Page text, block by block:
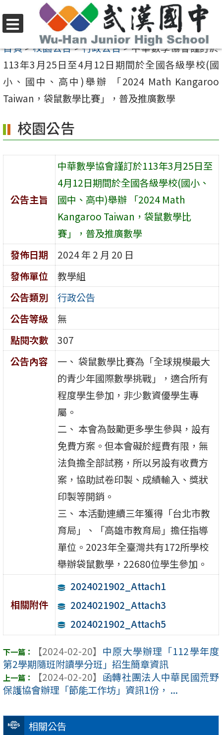
至
要
內
容
選
單
首頁>校園公告>行政公告>中華數學協會謹訂於
113年3月25日至4月12日期間於全國各級學校(國
小、國中、高中)舉辦 「2024 Math Kangaroo
Taiwan，袋鼠數學比賽」，普及推廣數學
相關公告
校園公告
公告主旨
中華數學協會謹訂於113年3月25日至
4月12日期間於全國各級學校(國小、
國中、高中)舉辦 「2024 Math
Kangaroo Taiwan，袋鼠數學比
賽」，普及推廣數學
發佈日期
2024 年 2 月 20 日
發佈單位
教學組
公告類別
行政公告
公告等級
無
點閱次數
307
公告內容
一、 袋鼠數學比賽為「全球規模最大
的青少年國際數學挑戰」，適合所有
程度學生參加，非少數資優學生專
屬。
二、 本會為鼓勵更多學生參與，設有
免費方案。但本會礙於經費有限，無
法負擔全部試務，所以另設有收費方
案，協助試卷印製、成績輸入、獎狀
印製等開銷。
三、 本活動連續三年獲得「台北市教
育局」、「高雄市教育局」擔任指導
單位。2023年全臺灣共有172所學校
舉辦袋鼠數學，22680位學生參加。
相關附件
2024021902_Attach1
2024021902_Attach3
2024021902_Attach5
【2024-02-20】 中原大學辦理「112學年度
第2學期隨班附讀學分班」招生簡章資訊
【2024-02-20】 函轉社團法人中華民國荒野
保護協會辦理「節能工作坊」資訊1份， ...